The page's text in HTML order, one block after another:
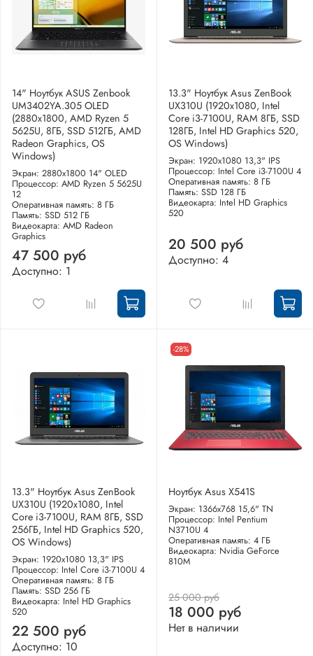
14" Ноутбук ASUS Zenbook
UM3402YA.305 OLED
(2880x1800, AMD Ryzen 5
5625U, 8ГБ, SSD 512ГБ, AMD
Radeon Graphics, OS
Windows)
Экран: 2880x1800 14" OLED
Процессор: AMD Ryzen 5 5625U
12
Оперативная память: 8 ГБ
Память: SSD 512 ГБ
Видеокарта: AMD Radeon
Graphics
47 500 руб
Доступно: 1
13.3" Ноутбук Asus ZenBook
UX310U (1920x1080, Intel
Core i3-7100U, RAM 8ГБ, SSD
128ГБ, Intel HD Graphics 520,
OS Windows)
Экран: 1920x1080 13,3" IPS
Процессор: Intel Core i3-7100U 4
Оперативная память: 8 ГБ
Память: SSD 128 ГБ
Видеокарта: Intel HD Graphics
520
20 500 руб
Доступно: 4
13.3" Ноутбук Asus ZenBook
UX310U (1920x1080, Intel
Core i3-7100U, RAM 8ГБ, SSD
256ГБ, Intel HD Graphics 520,
OS Windows)
Экран: 1920x1080 13,3" IPS
Процессор: Intel Core i3-7100U 4
Оперативная память: 8 ГБ
Память: SSD 256 ГБ
Видеокарта: Intel HD Graphics
520
22 500 руб
Доступно: 10
-28%
Ноутбук Asus X541S
Экран: 1366x768 15,6" TN
Процессор: Intel Pentium
N3710U 4
Оперативная память: 4 ГБ
Видеокарта: Nvidia GeForce
810M
25 000 руб
18 000 руб
Нет в наличии